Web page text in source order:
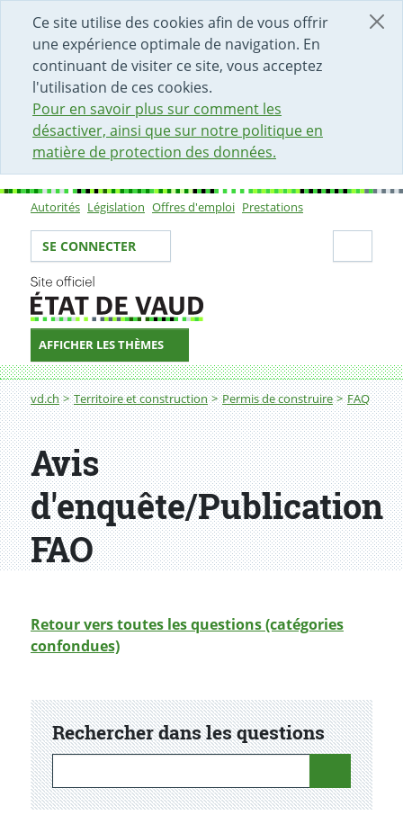
Ce site utilise des cookies afin de vous offrir
une expérience optimale de navigation. En
continuant de visiter ce site, vous acceptez
l'utilisation de ces cookies.
Pour en savoir plus sur comment les
désactiver, ainsi que sur notre politique en
matière de protection des données.
DÉBUT DU CONTENU DE LA PAGE
ACCÈS AU CHAMP DE RECHERCHE
PAGE D'ACCUEIL
FORMULAIRE DE CONTACT
Sous-navigation
Autorités Législation Offres d'emploi Prestations
Votre identité
SE CONNECTER
AFFICHER LES THÈMES
Fil d'Ariane
vd.ch Territoire et construction Permis de construire FAQ
Avis d'enquête/Publication FAO
Avis
d'enquête/Publication
FAO
Retour vers toutes les questions (catégories
confondues)
Rechercher dans les questions
Rechercher dans les questions